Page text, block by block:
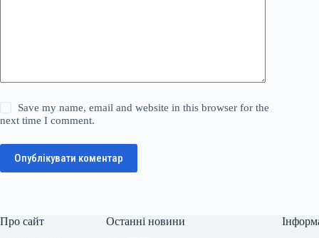
Save my name, email and website in this browser for the
next time I comment.
Опублікувати коментар
Про сайт Останні новини